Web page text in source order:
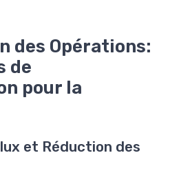
des Opérations:
de
pour la
et Réduction des